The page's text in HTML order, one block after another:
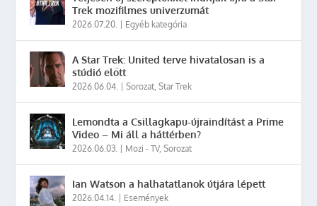
Trek mozifilmes univerzumát
2026.07.20. | Egyéb kategória
A Star Trek: United terve hivatalosan is a
stúdió előtt
2026.06.04. |Sorozat ,Star Trek
Lemondta a Csillagkapu-újraindítást a Prime
Video – Mi áll a háttérben?
2026.06.03. | Mozi - TV,Sorozat
Ian Watson a halhatatlanok útjára lépett
2026.04.14. | Események